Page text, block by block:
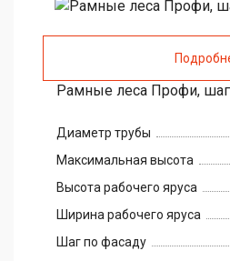
Рамные леса Профи,
Диаметр трубы
Максимальная высота
Высота рабочего яруса
Ширина рабочего яруса
Шаг по фасаду